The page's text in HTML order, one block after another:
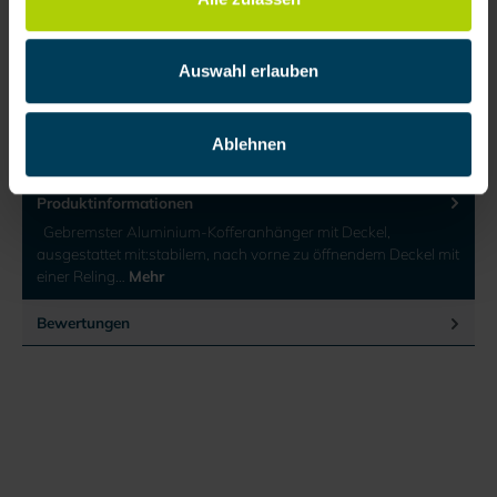
Auswahl erlauben
Ablehnen
Anfrage senden
Zum Merkzettel hinzufügen
Produktnummer:201875
Produktinformationen
Gebremster Aluminium-Kofferanhänger mit Deckel,
ausgestattet mit:stabilem, nach vorne zu öffnendem Deckel mit
einer Reling… Mehr
Bewertungen